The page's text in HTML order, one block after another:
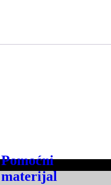
Pomoćni
materijal